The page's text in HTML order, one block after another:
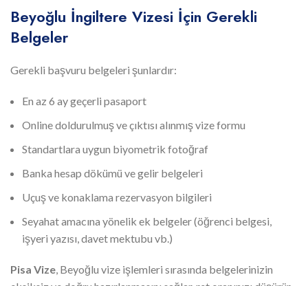
Beyoğlu İngiltere Vizesi İçin Gerekli
Belgeler
Gerekli başvuru belgeleri şunlardır:
En az 6 ay geçerli pasaport
Online doldurulmuş ve çıktısı alınmış vize formu
Standartlara uygun biyometrik fotoğraf
Banka hesap dökümü ve gelir belgeleri
Uçuş ve konaklama rezervasyon bilgileri
Seyahat amacına yönelik ek belgeler (öğrenci belgesi,
işyeri yazısı, davet mektubu vb.)
Pisa Vize, Beyoğlu vize işlemleri sırasında belgelerinizin